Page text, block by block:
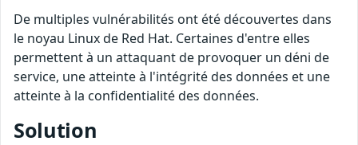
De multiples vulnérabilités ont été découvertes dans
le noyau Linux de Red Hat. Certaines d'entre elles
permettent à un attaquant de provoquer un déni de
service, une atteinte à l'intégrité des données et une
atteinte à la confidentialité des données.
Solution